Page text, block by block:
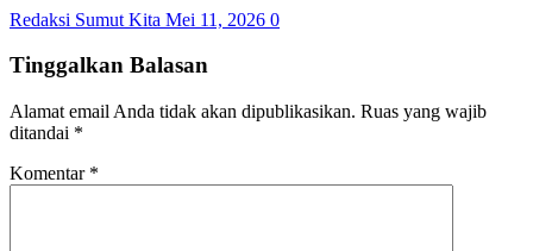
Redaksi Sumut Kita Mei 11, 2026 0
Tinggalkan Balasan
Alamat email Anda tidak akan dipublikasikan. Ruas yang wajib
ditandai *
Komentar *